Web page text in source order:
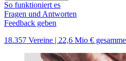
So funktioniert es
Fragen und Antworten
Feedback geben
18.357 Vereine | 22,6 Mio €